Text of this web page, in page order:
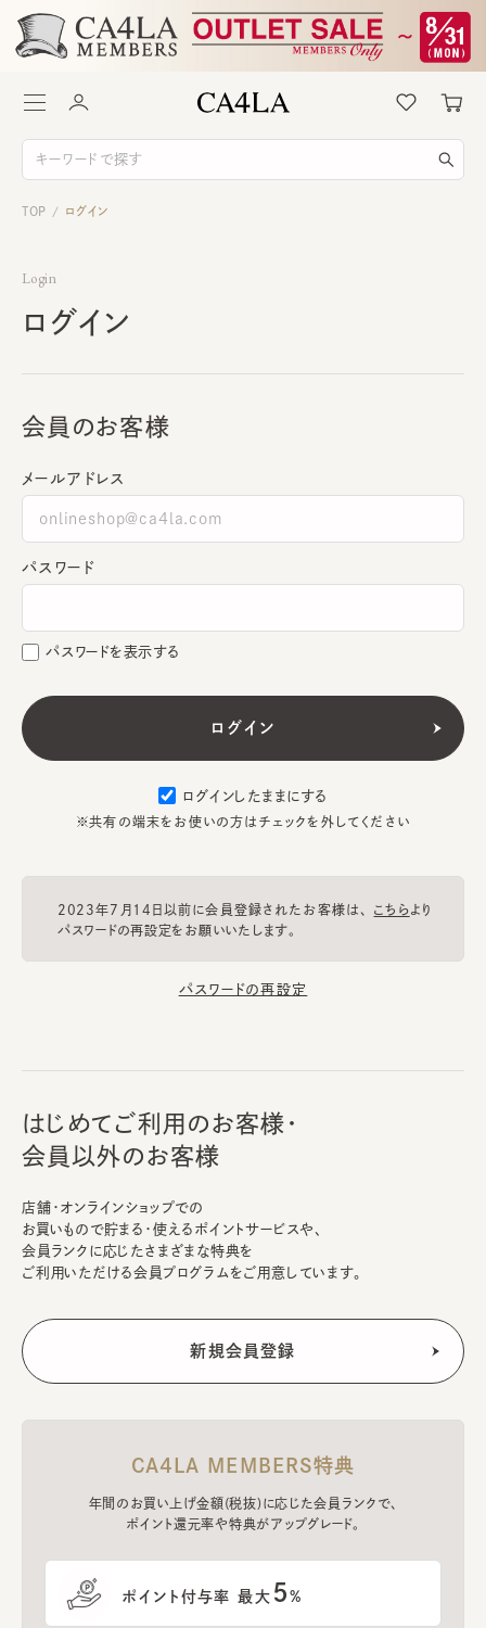
TOP / ログイン
Login
ログイン
会員のお客様
メールアドレス
パスワード
パスワードを表示する
ログインしたままにする
※共有の端末をお使いの方はチェックを外してください
2023年7月14日以前に会員登録されたお客様は、 こちらより
パスワードの再設定をお願いいたします。
パスワードの再設定
はじめてご利用のお客様・
会員以外のお客様
店舗・オンラインショップでの
お買いもので貯まる・使えるポイントサービスや、
会員ランクに応じたさまざまな特典を
ご利用いただける会員プログラムをご用意しています。
CA4LA MEMBERS特典
年間のお買い上げ金額(税抜)に応じた会員ランクで、
ポイント還元率や特典がアップグレード。
ポイント付与率 最大 5%